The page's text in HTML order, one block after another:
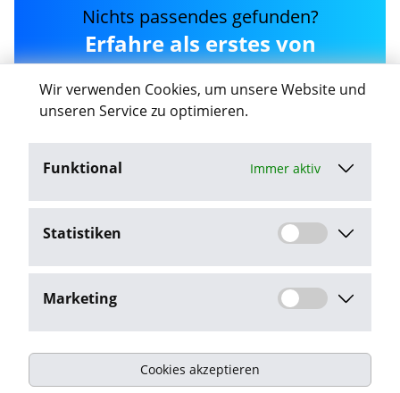
Wir verwenden Cookies, um unsere Website und
unseren Service zu optimieren.
Funktional Immer aktiv
Statistiken
Marketing
Cookies akzeptieren
Nichts passendes gefunden?
Erfahre als erstes von
neuen bindan Jobs in
Magdeburg
Mit dem Klick auf "Job-Agent aktivieren" stimme ich den